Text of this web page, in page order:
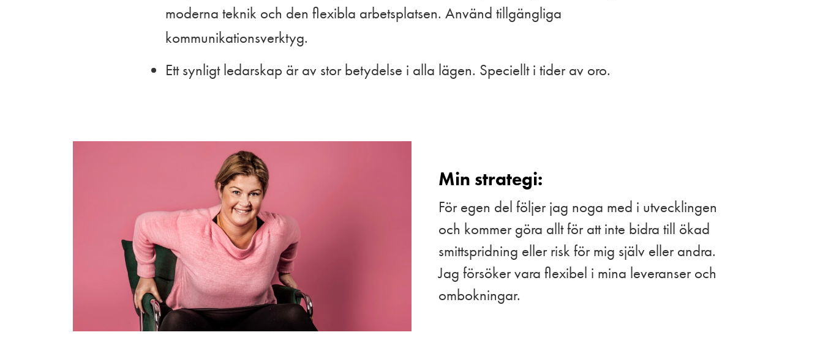
moderna teknik och den flexibla arbetsplatsen. Använd tillgängliga
kommunikationsverktyg.
Ett synligt ledarskap är av stor betydelse i alla lägen. Speciellt i tider av oro.
Min strategi:
För egen del följer jag noga med i utvecklingen
och kommer göra allt för att inte bidra till ökad
smittspridning eller risk för mig själv eller andra.
Jag försöker vara flexibel i mina leveranser och
ombokningar.